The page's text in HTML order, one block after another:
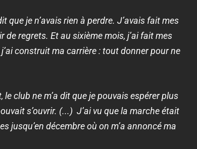
que je n’avais rien à perdre. J’avais fait mes
regrets. Et au sixième mois, j’ai fait mes
construit ma carrière : tout donner pour ne
le club ne m’a dit que je pouvais espérer plus
s’ouvrir. (...) J’ai vu que la marche était
jusqu’en décembre où on m’a annoncé ma